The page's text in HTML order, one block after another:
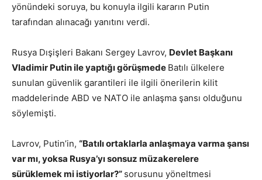
yönündeki soruya, bu konuyla ilgili kararın Putin
tarafından alınacağı yanıtını verdi.
Rusya Dışişleri Bakanı Sergey Lavrov, Devlet Başkanı
Vladimir Putin ile yaptığı görüşmede Batılı ülkelere
sunulan güvenlik garantileri ile ilgili önerilerin kilit
maddelerinde ABD ve NATO ile anlaşma şansı olduğunu
söylemişti.
Lavrov, Putin’in, “Batılı ortaklarla anlaşmaya varma şansı
var mı, yoksa Rusya’yı sonsuz müzakerelere
sürüklemek mi istiyorlar?” sorusunu yöneltmesi